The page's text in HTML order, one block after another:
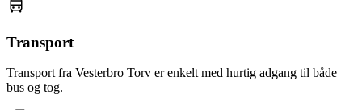
Transport
Transport fra Vesterbro Torv er enkelt med hurtig adgang til både
bus og tog.